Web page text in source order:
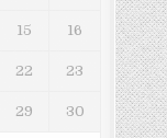
15 16
22 23
29 30